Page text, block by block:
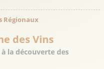
Régionaux
des Vins
la découverte des